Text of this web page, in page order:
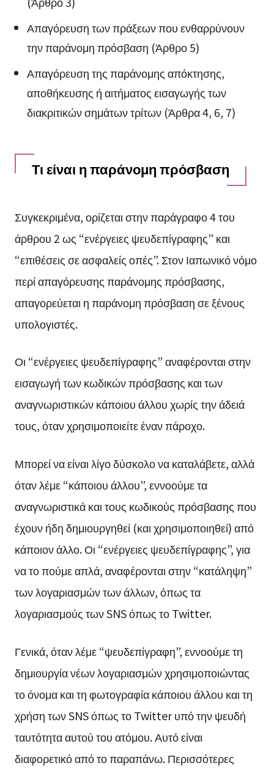
Απαγόρευση των πράξεων που ενθαρρύνουν
την παράνομη πρόσβαση (Άρθρο 5)
Απαγόρευση της παράνομης απόκτησης,
αποθήκευσης ή αιτήματος εισαγωγής των
διακριτικών σημάτων τρίτων (Άρθρα 4, 6, 7)
Τι είναι η παράνομη πρόσβαση
Συγκεκριμένα, ορίζεται στην παράγραφο 4 του
άρθρου 2 ως “ενέργειες ψευδεπίγραφης” και
“επιθέσεις σε ασφαλείς οπές”. Στον Ιαπωνικό νόμο
περί απαγόρευσης παράνομης πρόσβασης,
απαγορεύεται η παράνομη πρόσβαση σε ξένους
υπολογιστές.
Οι “ενέργειες ψευδεπίγραφης” αναφέρονται στην
εισαγωγή των κωδικών πρόσβασης και των
αναγνωριστικών κάποιου άλλου χωρίς την άδειά
τους, όταν χρησιμοποιείτε έναν πάροχο.
Μπορεί να είναι λίγο δύσκολο να καταλάβετε, αλλά
όταν λέμε “κάποιου άλλου”, εννοούμε τα
αναγνωριστικά και τους κωδικούς πρόσβασης που
έχουν ήδη δημιουργηθεί (και χρησιμοποιηθεί) από
κάποιον άλλο. Οι “ενέργειες ψευδεπίγραφης”, για
να το πούμε απλά, αναφέρονται στην “κατάληψη”
των λογαριασμών των άλλων, όπως τα
λογαριασμούς των SNS όπως το Twitter.
Γενικά, όταν λέμε “ψευδεπίγραφη”, εννοούμε τη
δημιουργία νέων λογαριασμών χρησιμοποιώντας
το όνομα και τη φωτογραφία κάποιου άλλου και τη
χρήση των SNS όπως το Twitter υπό την ψευδή
ταυτότητα αυτού του ατόμου. Αυτό είναι
διαφορετικό από το παραπάνω. Περισσότερες